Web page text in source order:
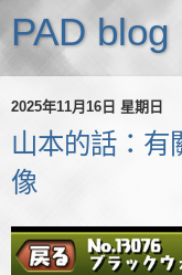
PAD blog
2025年11月16日 星期日
山本的話：有
像